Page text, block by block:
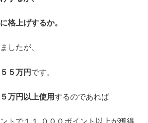
格上げするか。
したが、
５万円 です。
万円以上使用するのであれば